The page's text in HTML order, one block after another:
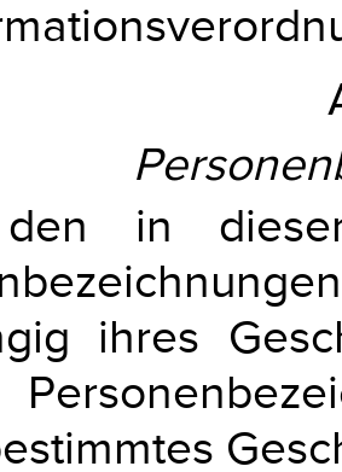
in
ihres